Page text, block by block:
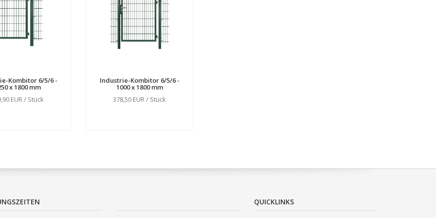
Kombitor 6/5/6 -
x 1800 mm
EUR / Stück
Industrie-Kombitor 6/5/6 -
1000 x 1800 mm
378,50 EUR / Stück
QUICKLINKS